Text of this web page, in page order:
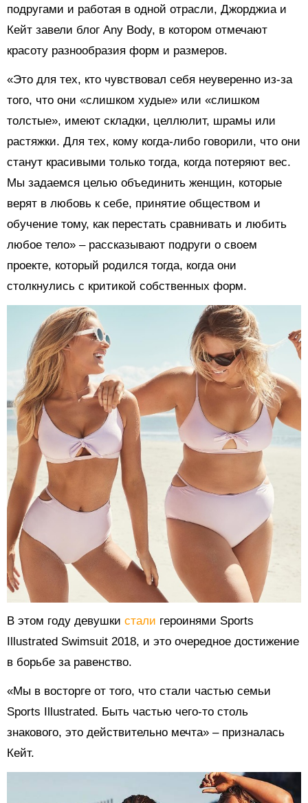
подругами и работая в одной отрасли, Джорджиа и
Кейт завели блог Any Body, в котором отмечают
красоту разнообразия форм и размеров.
«Это для тех, кто чувствовал себя неуверенно из-за
того, что они «слишком худые» или «слишком
толстые», имеют складки, целлюлит, шрамы или
растяжки. Для тех, кому когда-либо говорили, что они
станут красивыми только тогда, когда потеряют вес.
Мы задаемся целью объединить женщин, которые
верят в любовь к себе, принятие обществом и
обучение тому, как перестать сравнивать и любить
любое тело» – рассказывают подруги о своем
проекте, который родился тогда, когда они
столкнулись с критикой собственных форм.
В этом году девушки стали героинями Sports
Illustrated Swimsuit 2018, и это очередное достижение
в борьбе за равенство.
«Мы в восторге от того, что стали частью семьи
Sports Illustrated. Быть частью чего-то столь
знакового, это действительно мечта» – призналась
Кейт.